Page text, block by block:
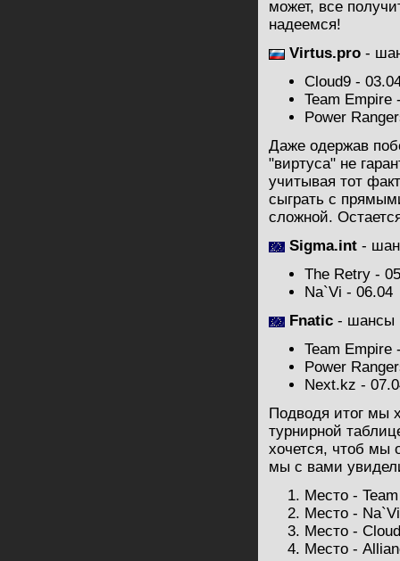
может, все
надеемся!
Virtus.pro -
Cloud9 -
Team Empire
Power
Даже одержав
"виртуса" не
учитывая тот
сыграть с
сложной.
Sigma.int -
The Retry -
Na`Vi - 06.04
Fnatic - шансы
Team Empire
Power
Next.kz -
Подводя итог мы
турнирной
хочется, чтоб мы
мы с вами
Место -
Место - Na`Vi
Место -
Место -